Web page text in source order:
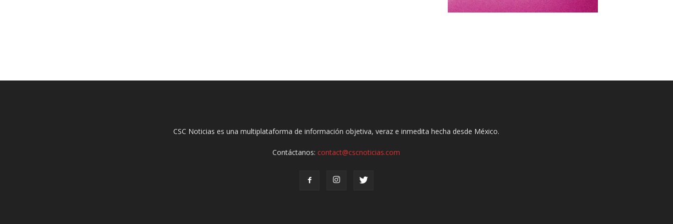
CSC Noticias es una multiplataforma de información objetiva, veraz e inmedita hecha desde México.
Contáctanos:contact@cscnoticias.com